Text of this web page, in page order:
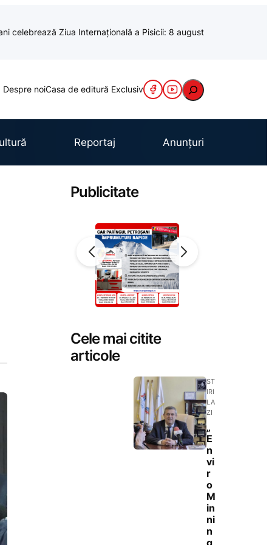
celebrează Ziua Internațională a Pisicii: 8 august
Despre noiCasa de editură Exclusiv Caută
Reportaj Anunțuri
Publicitate
Cele mai citite
articole
ST
IRI
LA
ZI
„
E
n
vi
r
o
M
in
ni
n
g